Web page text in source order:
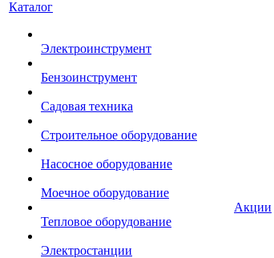
Каталог
Электроинструмент
Бензоинструмент
Садовая техника
Строительное оборудование
Насосное оборудование
Моечное оборудование
Тепловое оборудование
Электростанции
Акции